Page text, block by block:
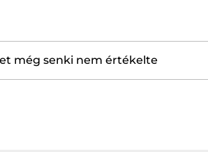
még senki nem értékelte